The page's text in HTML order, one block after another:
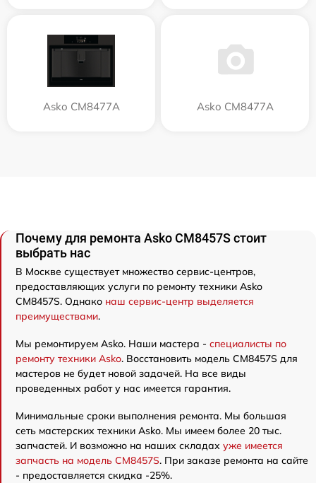
Asko CM8477A Asko СМ8477А
Почему для ремонта Asko CM8457S стоит
выбрать нас
В Москве существует множество сервис-центров,
предоставляющих услуги по ремонту техники Asko
CM8457S. Однако наш сервис-центр выделяется
преимуществами.
Мы ремонтируем Asko. Наши мастера - специалисты по
ремонту техники Asko. Восстановить модель CM8457S для
мастеров не будет новой задачей. На все виды
проведенных работ у нас имеется гарантия.
Минимальные сроки выполнения ремонта. Мы большая
сеть мастерских техники Asko. Мы имеем более 20 тыс.
запчастей. И возможно на наших складах уже имеется
запчасть на модель CM8457S. При заказе ремонта на сайте
- предоставляется скидка -25%.